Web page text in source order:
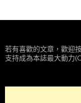
若有喜歡的文章，歡迎
支持成為本誌最大動力